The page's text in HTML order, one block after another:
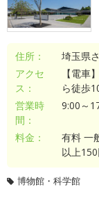
住所：
埼玉県
アクセ
ス：
【電車
ら徒歩
営業時
間：
9:00～
料金：
有料 一
以上
博物館・科学館